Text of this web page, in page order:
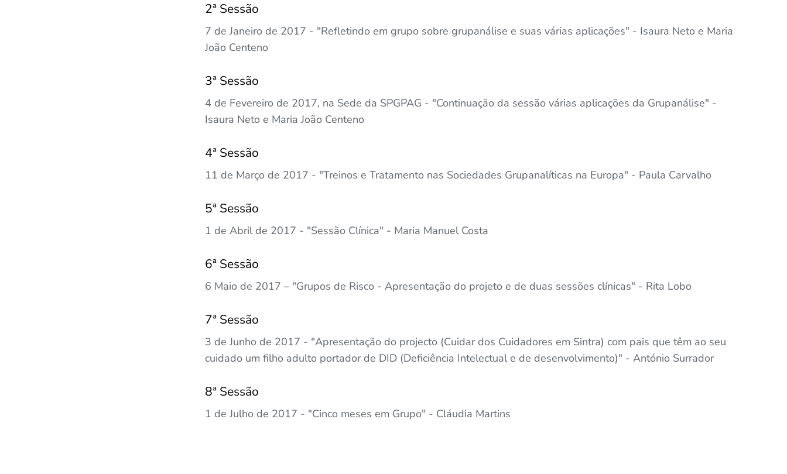
2ª Sessão
7 de Janeiro de 2017 - "Refletindo em grupo sobre grupanálise e suas várias aplicações" - Isaura Neto e Maria
João Centeno
3ª Sessão
4 de Fevereiro de 2017, na Sede da SPGPAG - "Continuação da sessão várias aplicações da Grupanálise" -
Isaura Neto e Maria João Centeno
4ª Sessão
11 de Março de 2017 - "Treinos e Tratamento nas Sociedades Grupanalíticas na Europa" - Paula Carvalho
5ª Sessão
1 de Abril de 2017 - "Sessão Clínica" - Maria Manuel Costa
6ª Sessão
6 Maio de 2017 – "Grupos de Risco - Apresentação do projeto e de duas sessões clínicas" - Rita Lobo
7ª Sessão
3 de Junho de 2017 - "Apresentação do projecto (Cuidar dos Cuidadores em Sintra) com pais que têm ao seu
cuidado um filho adulto portador de DID (Deficiência Intelectual e de desenvolvimento)" - António Surrador
8ª Sessão
1 de Julho de 2017 - "Cinco meses em Grupo" - Cláudia Martins